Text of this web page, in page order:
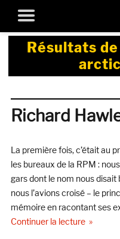
Résultats
Richard
La première fois, c’était au
les bureaux de la RPM :
gars dont le nom nous disait
nous l’avions croisé – le
mémoire en racontant ses
Continuer la lecturede «